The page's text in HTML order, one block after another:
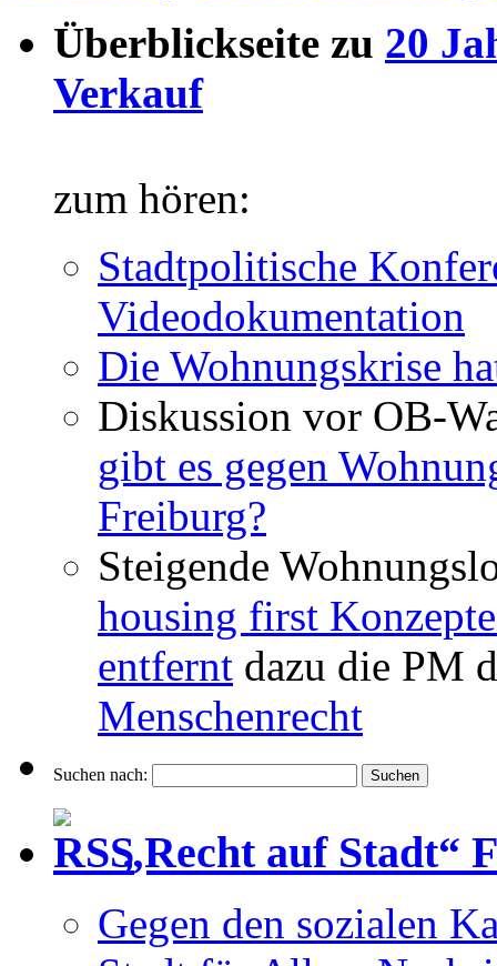
Überblickseite zu 20
Verkauf
zum hören:
Stadtpolitische
Videodokumentation
Die Wohnungskrise
Diskussion vor OB-
gibt es gegen
Freiburg?
Steigende
housing first
entfernt dazu die PM
Menschenrecht
Suchen nach:
„Recht auf Stadt“
Gegen den sozialen